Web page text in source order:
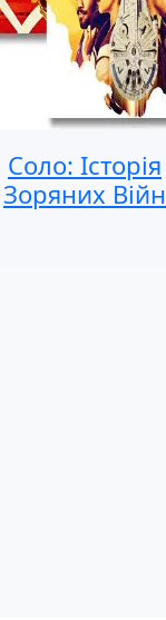
Соло: Історія
Зоряних Війн